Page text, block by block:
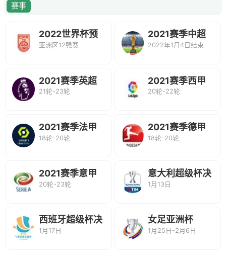
赛事
2022世界杯预
选赛
亚洲区12强赛
2021赛季中超
联赛
2022年1月4日结束
2021赛季英超
联赛
21轮-23轮
2021赛季西甲
联赛
20轮-22轮
2021赛季法甲
联赛
18轮-20轮
2021赛季德甲
联赛
18轮-20轮
2021赛季意甲
联赛
20轮-23轮
意大利超级杯决
赛
1月13日
西班牙超级杯决
赛
1月17日
女足亚洲杯
1月25日-2月6日